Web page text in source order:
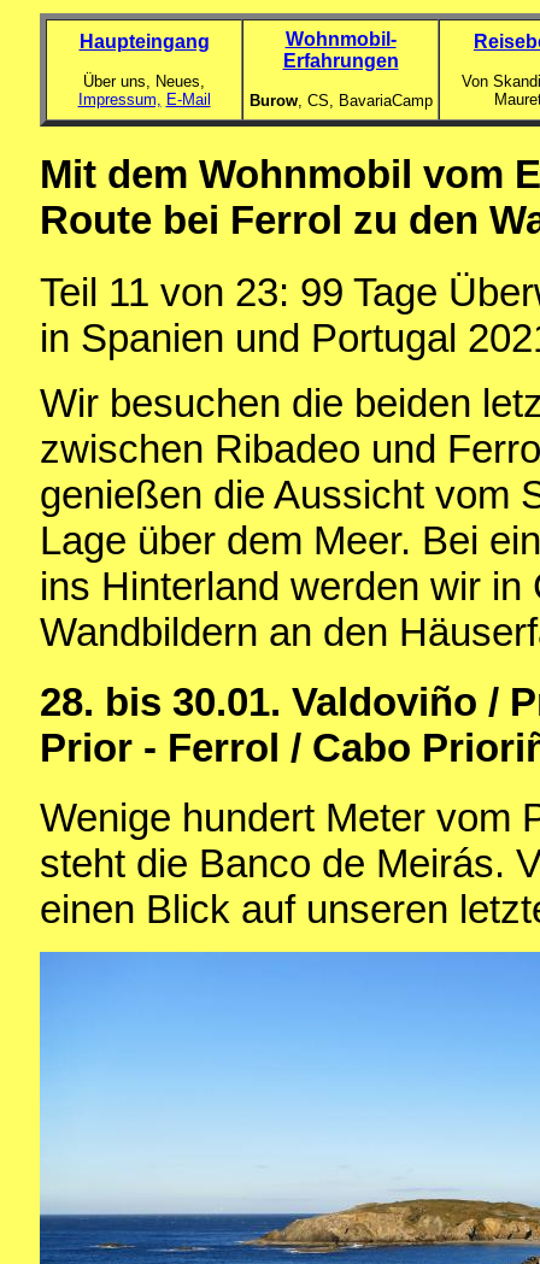
Haupteingang
Über uns, Neues,
Impressum, E-Mail
Wohnmobil-
Erfahrungen
Burow, CS, BavariaCamp
Von
Mit dem Wohnmobil vom
Route bei Ferrol zu den
Teil 11 von 23: 99 Tage
in Spanien und Portugal
Wir besuchen die beiden
zwischen Ribadeo und
genießen die Aussicht vom
Lage über dem Meer. Bei
ins Hinterland werden wir in
Wandbildern an den
28. bis 30.01. Valdoviño /
Prior - Ferrol / Cabo
Wenige hundert Meter vom
steht die Banco de Meirás.
einen Blick auf unseren